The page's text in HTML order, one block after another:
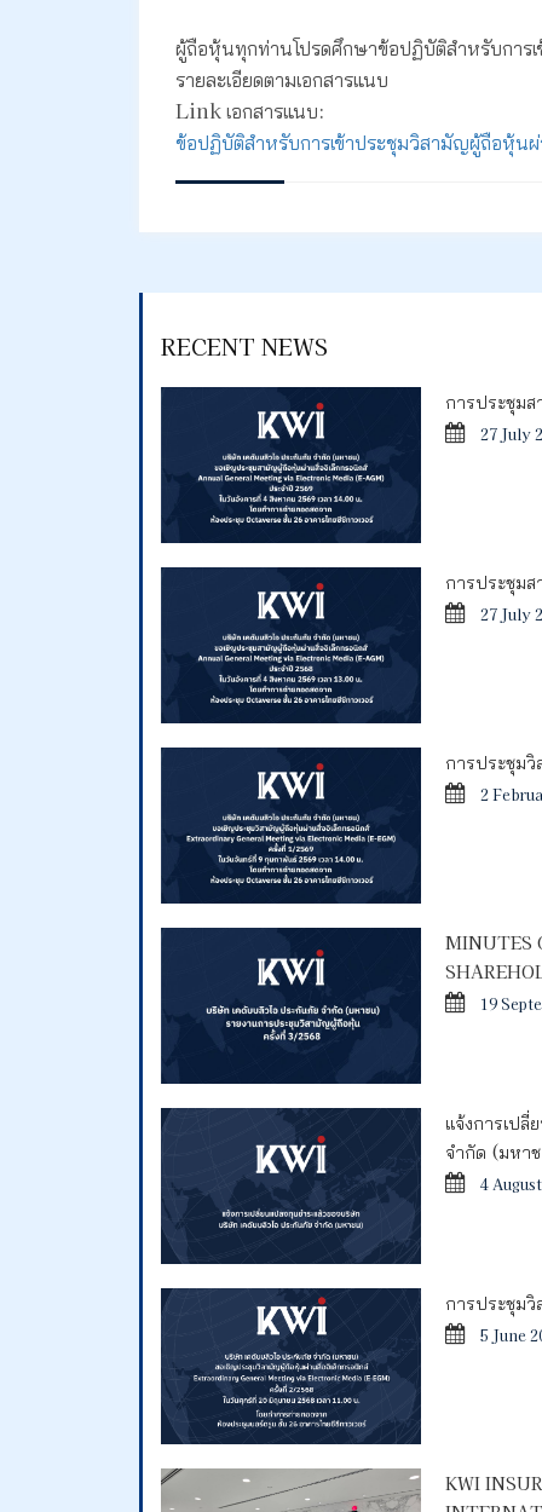
ผู้ถือหุ้นทุกท่านโปรดศึกษาข้อปฏิบัติสำหรับกา
รายละเอียดตามเอกสารแนบ
Link เอกสารแนบ:
ข้อปฏิบัติสำหรับการเข้าประชุมวิสามัญผู้ถือหุ้น
RECENT NEWS
การประชุม
27 July
การประชุม
27 July
การประชุม
2
MINUTES
19
แจ้งการเป
จำกัด (มหา
4
การประชุม
5 June
KWI